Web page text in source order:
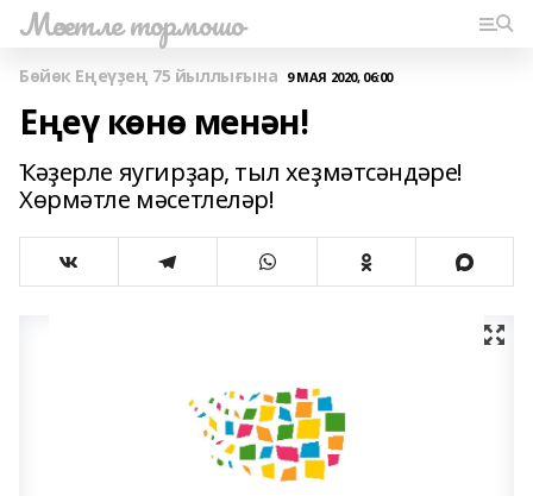
Мәсетле тормошо
Бөйөк Еңеүҙең 75 йыллығына 9 МАЯ 2020, 06:00
Еңеү көнө менән!
Ҡәҙерле яугирҙар, тыл хеҙмәтсәндәре!
Хөрмәтле мәсетлеләр!